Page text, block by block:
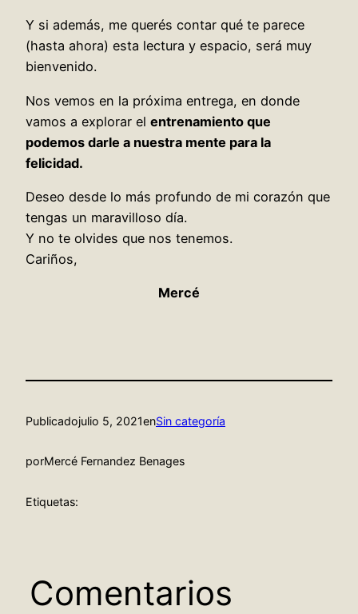
Y si además, me querés contar qué te parece
(hasta ahora) esta lectura y espacio, será muy
bienvenido.
Nos vemos en la próxima entrega, en donde
vamos a explorar el entrenamiento que
podemos darle a nuestra mente para la
felicidad.
Deseo desde lo más profundo de mi corazón que
tengas un maravilloso día.
Y no te olvides que nos tenemos.
Cariños,
Mercé
Publicadojulio 5, 2021enSin categoría
porMercé Fernandez Benages
Etiquetas:
Comentarios